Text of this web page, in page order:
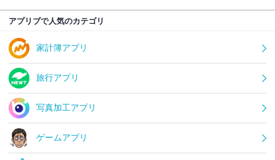
アプリブで人気のカテゴリ
家計簿アプリ
旅行アプリ
写真加工アプリ
ゲームアプリ